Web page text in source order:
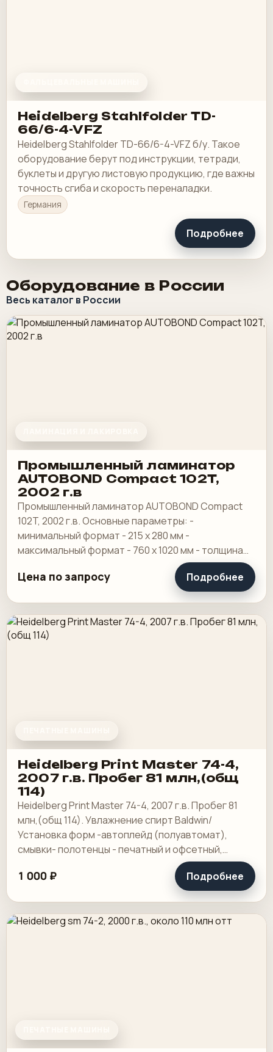
Heidelberg Stahlfolder TD-
66/6-4-VFZ
Heidelberg Stahlfolder TD-66/6-4-VFZ б/у. Такое
оборудование берут под инструкции, тетради,
буклеты и другую листовую продукцию, где важны
точность сгиба и скорость переналадки.
Германия
Подробнее
Оборудование в России
Весь каталог в России
Промышленный ламинатор
AUTOBOND Compact 102T,
2002 г.в
Промышленный ламинатор AUTOBOND Compact
102T, 2002 г.в. Основные параметры: -
минимальный формат - 215 х 280 мм -
максимальный формат - 760 х 1020 мм - толщина
пленки - от 20 до 150 мкр - диапазон плотностей
бумаги и.
Цена по запросу Подробнее
Heidelberg Print Master 74-4,
2007 г.в. Пробег 81 млн,(общ
114)
Heidelberg Print Master 74-4, 2007 г.в. Пробег 81
млн,(общ 114). Увлажнение спирт Baldwin/
Установка форм -автоплейд (полуавтомат),
смывки- полотенцы - печатный и офсетный,
выносной пульт ClassicCenter -PM74 - краски и.
1 000 ₽ Подробнее